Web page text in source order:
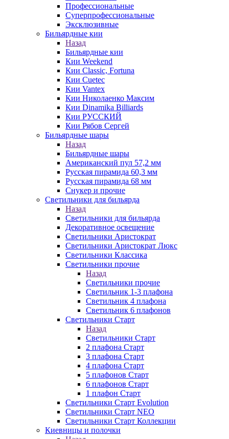
Профессиональные
Суперпрофессиональные
Эксклюзивные
Бильярдные кии
Назад
Бильярдные кии
Кии Weekend
Кии Classic, Fortuna
Кии Cuetec
Кии Vantex
Кии Николаенко Максим
Кии Dinamika Billiards
Кии РУССКИЙ
Кии Рябов Сергей
Бильярдные шары
Назад
Бильярдные шары
Американский пул 57,2 мм
Русская пирамида 60,3 мм
Русская пирамида 68 мм
Снукер и прочие
Светильники для бильярда
Назад
Светильники для бильярда
Декоративное освещение
Светильники Аристократ
Светильники Аристократ Люкс
Светильники Классика
Светильники прочие
Назад
Светильники прочие
Светильник 1-3 плафона
Светильник 4 плафона
Светильник 6 плафонов
Светильники Старт
Назад
Светильники Старт
2 плафона Старт
3 плафона Старт
4 плафона Старт
5 плафонов Старт
6 плафонов Старт
1 плафон Старт
Светильники Старт Evolution
Светильники Старт NEO
Светильники Старт Коллекции
Киевницы и полочки